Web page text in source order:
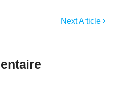
Next Article